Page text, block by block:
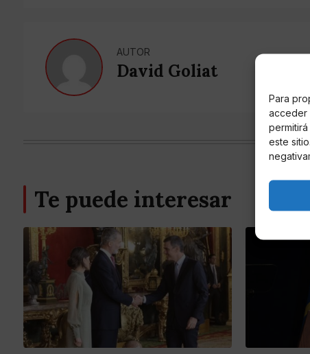
Para
acceder
este
AUTOR
David Goliat
Te puede interesar